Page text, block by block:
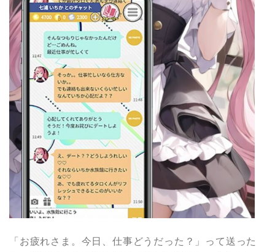
「お疲れさま。今日、仕事どうだった？」って送った